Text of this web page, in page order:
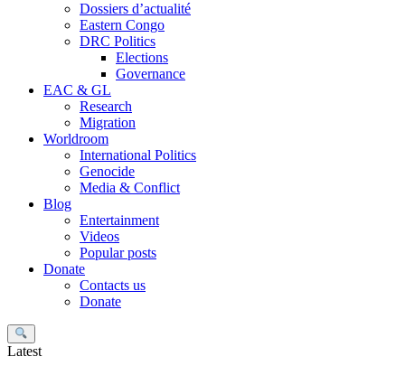
Dossiers d’actualité
Eastern Congo
DRC Politics
Elections
Governance
EAC & GL
Research
Migration
Worldroom
International Politics
Genocide
Media & Conflict
Blog
Entertainment
Videos
Popular posts
Donate
Contacts us
Donate
Search
Latest